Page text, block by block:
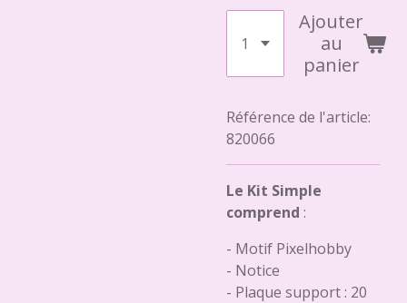
Ajouter
au
panier
Référence de l'article:
820066
Le Kit Simple
comprend :
- Motif Pixelhobby
- Notice
- Plaque support : 20